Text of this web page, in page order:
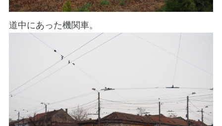
道中にあった機関車。